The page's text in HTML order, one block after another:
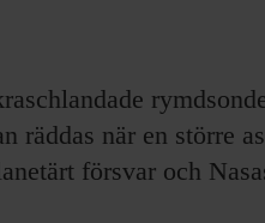
& RESOR
F&F
räddas när en större
försvar och